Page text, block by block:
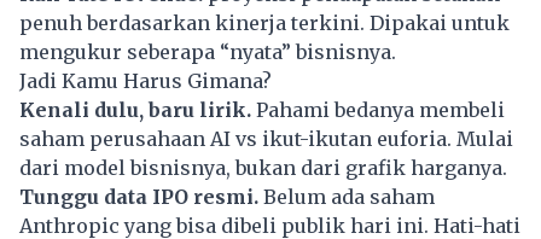
penuh berdasarkan kinerja terkini. Dipakai untuk
mengukur seberapa “nyata” bisnisnya.
Jadi Kamu Harus Gimana?
Kenali dulu, baru lirik. Pahami bedanya membeli
saham perusahaan AI vs ikut-ikutan euforia. Mulai
dari model bisnisnya, bukan dari grafik harganya.
Tunggu data IPO resmi. Belum ada saham
Anthropic yang bisa dibeli publik hari ini. Hati-hati